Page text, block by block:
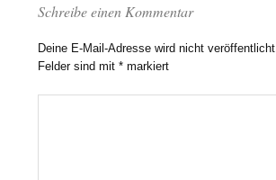
Schreibe einen Kommentar
Deine E-Mail-Adresse wird nicht veröffentlicht.
Felder sind mit* markiert